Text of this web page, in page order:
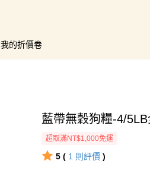
我的折價卷
藍帶無穀狗糧-4/5LB
超取滿NT$1,000免運
5 ( 1 則評價 )